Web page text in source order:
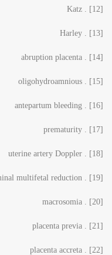
[12] . Katz
[13] . Harley
[14] . abruption placenta
[15] . oligohydroamnious
[16] . antepartum bleeding
[17] . prematurity
[18] . uterine artery Doppler
[19] . transabdominal multifetal reduction
[20] . macrosomia
[21] . placenta previa
[22] . placenta accreta